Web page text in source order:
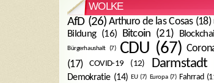
WOLKE
AfD(26) Arthuro de las Cosas(18)
Bildung(16) Bitcoin (21)
Bürgerhaushalt (7) CDU (67)
(17)
COVID-19 (12) Darmstadt
Demokratie(14) EU(7) Europa(7) Fahrrad